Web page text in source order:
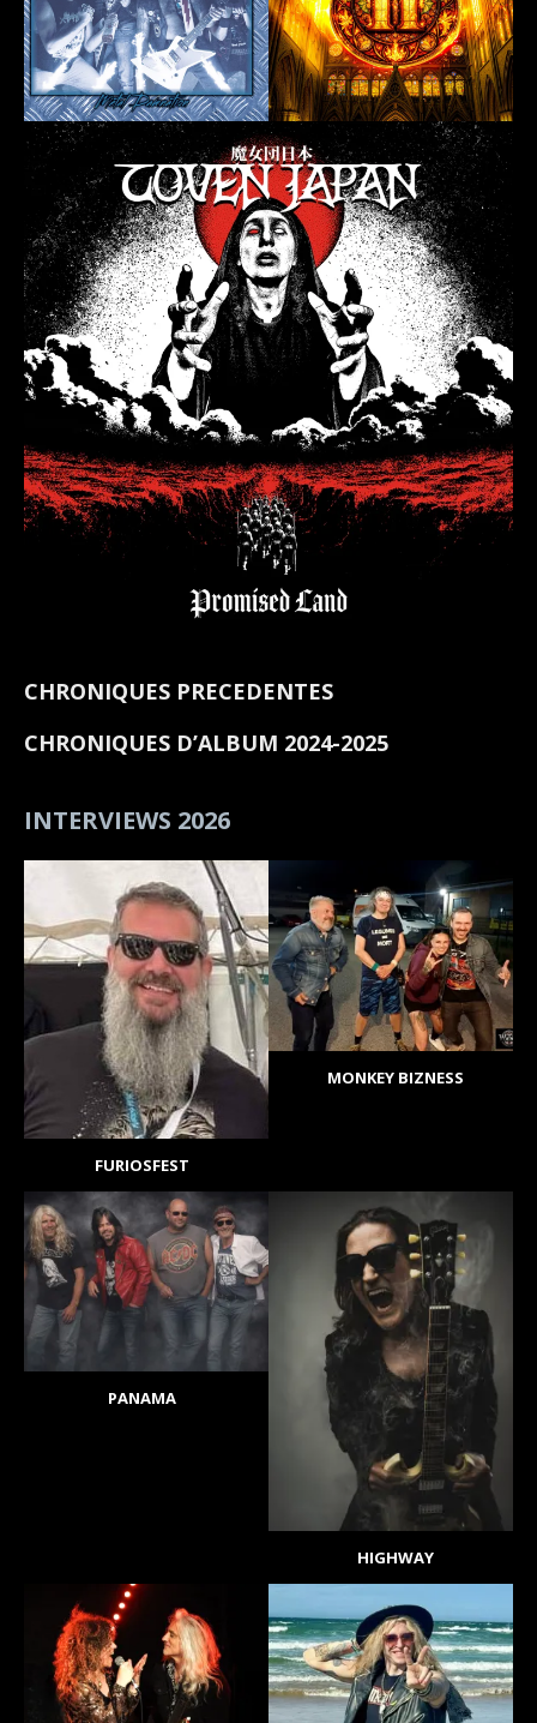
CHRONIQUES PRECEDENTES
CHRONIQUES D’ALBUM 2024-2025
INTERVIEWS 2026
FURIOSFEST
MONKEY BIZNESS
PANAMA
HIGHWAY